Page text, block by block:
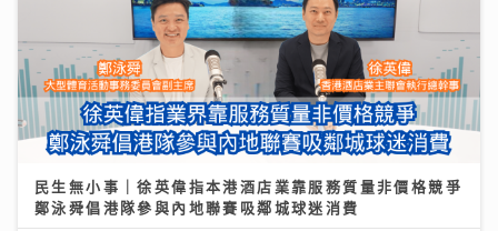
民生無小事｜徐英偉指本港酒店業靠服務質量非價格競爭
鄭泳舜倡港隊參與內地聯賽吸鄰城球迷消費